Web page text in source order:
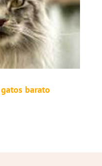
barato